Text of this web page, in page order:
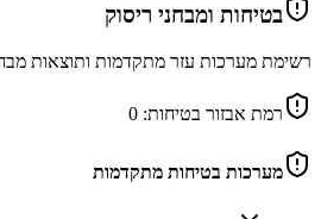
בטיחות ומבחני ריסוק
רשימת מערכות עזר מתקדמות ותוצאות
רמת אבזור בטיחות: 0
מערכות בטיחות מתקדמות